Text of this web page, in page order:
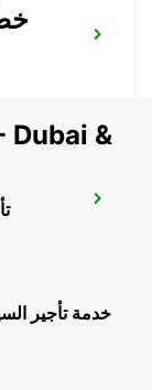
Dubai &
خدمة تأجير